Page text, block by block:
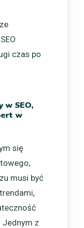
czas po
w SEO,
w
się
musi być
Jednym z